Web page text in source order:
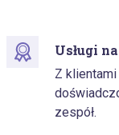
Usługi
Z
zespół.